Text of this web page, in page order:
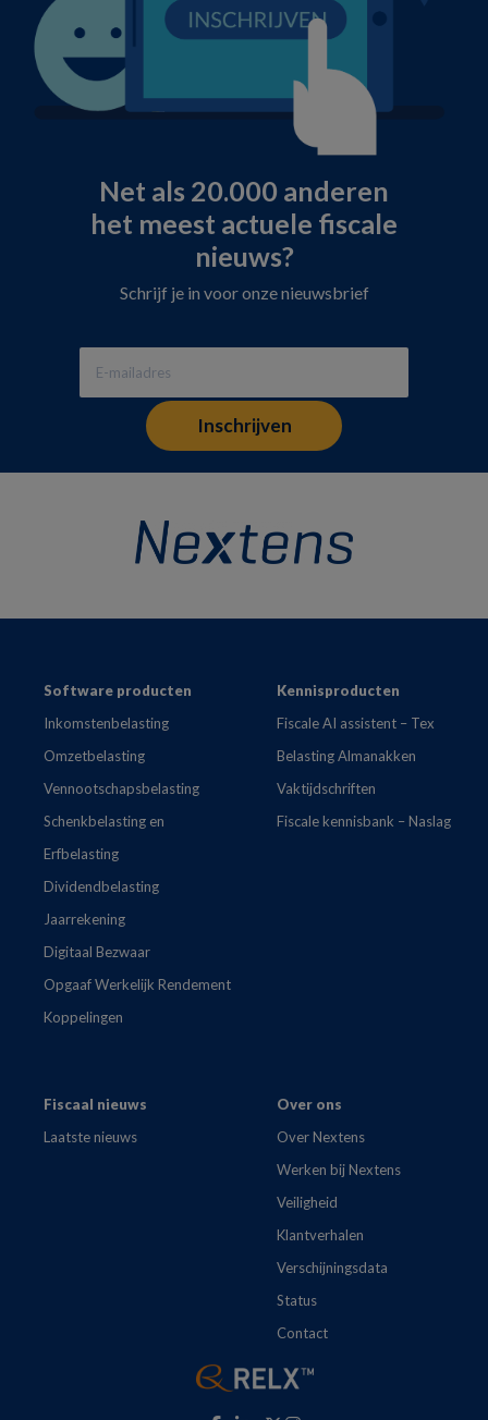
Net als 20.000 anderen
het meest actuele fiscale
nieuws?
Schrijf je in voor onze nieuwsbrief
FooterSoftware producten
Inkomstenbelasting
Omzetbelasting
Vennootschapsbelasting
Schenkbelasting en
Erfbelasting
Dividendbelasting
Jaarrekening
Digitaal Bezwaar
Opgaaf Werkelijk Rendement
Koppelingen
Kennisproducten
Fiscale AI assistent – Tex
Belasting Almanakken
Vaktijdschriften
Fiscale kennisbank – Naslag
Fiscaal nieuws
Laatste nieuws
Over ons
Over Nextens
Werken bij Nextens
Veiligheid
Klantverhalen
Verschijningsdata
Status
Contact